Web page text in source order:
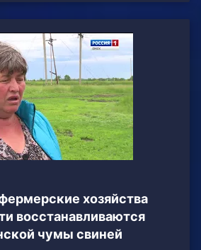
хозяйства
восстанавливаются
чумы свиней